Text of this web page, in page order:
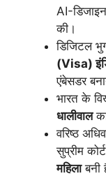
AI-
की।
डिजिटल
(Visa)
एंबेसडर
भारत के
धालीवाल
वरिष्ठ
सुप्रीम
महिलाबनी